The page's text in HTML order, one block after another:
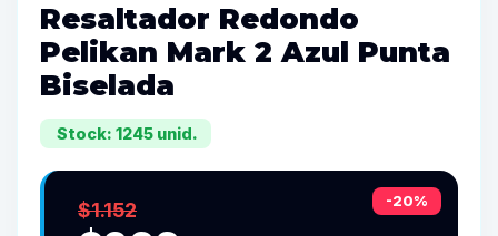
Resaltador Redondo
Pelikan Mark 2 Azul Punta
Biselada
Stock: 1245 unid.
-20%
$1.152